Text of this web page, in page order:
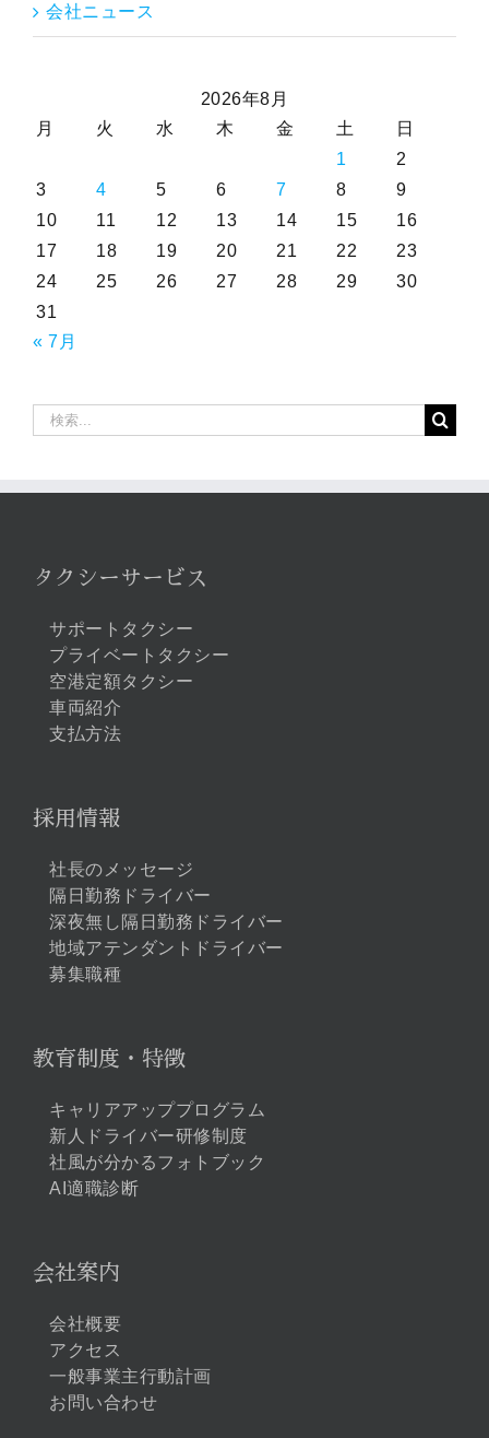
会社ニュース
2026年8月
月
火 水 木 金 土
日
1
2
3
4 5 6 7 8
9
10
11 12 13 14 15
16
17
18 19 20 21 22
23
24
25 26 27 28 29
30
31
« 7月
索
タクシーサービス
サポートタクシー
プライベートタクシー
空港定額タクシー
車両紹介
支払方法
採用情報
社長のメッセージ
隔日勤務ドライバー
深夜無し隔日勤務ドライバー
地域アテンダントドライバー
募集職種
教育制度・特徴
キャリアアッププログラム
新人ドライバー研修制度
社風が分かるフォトブック
AI適職診断
会社案内
会社概要
アクセス
一般事業主行動計画
お問い合わせ